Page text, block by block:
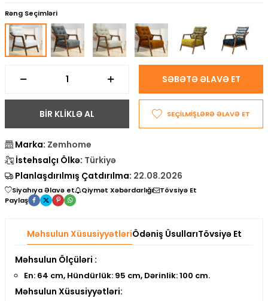
Rəng Seçimləri
SƏBƏTƏ ƏLAVƏ ET
BİR KLİKLƏ AL SEÇİLMİŞLƏRƏ ƏLAVƏ ET
Marka: Zemhome
İstehsalçı Ölkə: Türkiyə
Planlaşdırılmış Çatdırılma: 22.08.2026
Siyahıya Əlavə et Qiymət Xəbərdarlığı
Tövsiyə Et
Paylaş
Məhsulun XüsusiyyətləriÖdəniş ÜsullarıTövsiyə Et
Məhsulun Ölçüləri :
En: 64 cm, Hündürlük: 95 cm, Dərinlik: 100 cm.
Məhsulun Xüsusiyyətləri: